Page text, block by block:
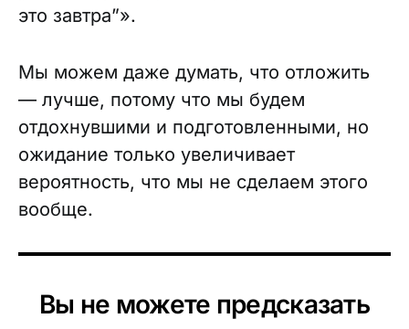
это завтра”».
Мы можем даже думать, что отложить
— лучше, потому что мы будем
отдохнувшими и подготовленными, но
ожидание только увеличивает
вероятность, что мы не сделаем этого
вообще.
Вы не можете предсказать